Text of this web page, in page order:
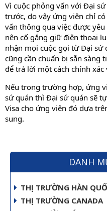
Vì cuộc phỏng vấn với Đại
trước, do vậy ứng viên chỉ
vấn thông qua việc được
nên cố gắng giữ điện thoại
nhận mọi cuộc gọi từ Đại sứ
cũng cần chuẩn bị sẵn sàng
để trả lời một cách chính xác
Nếu trong trường hợp, ứng
sứ quán thì Đại sứ quán sẽ
Visa cho ứng viên đó dựa
sung.
DANH
THỊ TRƯỜNG HÀN
THỊ TRƯỜNG CANADA